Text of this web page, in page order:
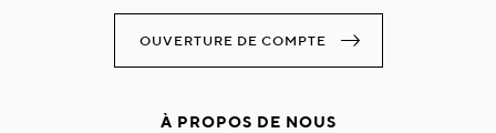
OUVERTURE DE COMPTE
À PROPOS DE NOUS